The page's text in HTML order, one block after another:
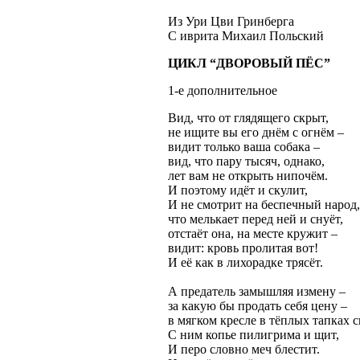
Из Ури Цви Гринберга
С иврита Михаил Польский
ЦИКЛ “ДВОРОВЫЙ ПЁС”
1-е дополнительное
Вид, что от глядящего скрыт,
не ищите вы его днём с огнём –
видит только ваша собака –
вид, что пару тысяч, однако,
лет вам не открыть нипочём.
И поэтому идёт и скулит,
И не смотрит на беспечный народ,
что мелькает перед ней и снуёт,
отстаёт она, на месте кружит –
видит: кровь пролитая вот!
И её как в лихорадке трясёт.
А предатель замышляя измену –
за какую бы продать себя цену –
в мягком кресле в тёплых тапках
С ним копье пилигрима и щит,
И перо словно меч блестит.